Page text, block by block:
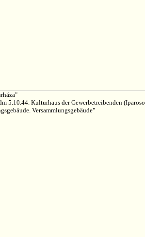
5.10.44. Kulturhaus der Gewerbetreibenden
Versammlungsgebäude"